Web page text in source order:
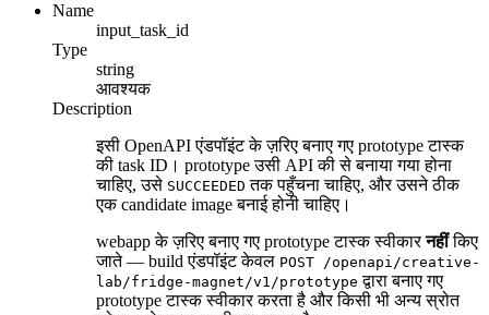
Name
input_task_id
Type
string
आवश्यक
Description
इसी OpenAPI एंडपॉइंट के ज़रिए बनाए गए prototype टास्क
की task ID। prototype उसी API की से बनाया गया होना
चाहिए, उसे SUCCEEDED तक पहुँचना चाहिए, और उसने ठीक
एक candidate image बनाई होनी चाहिए।
webapp के ज़रिए बनाए गए prototype टास्क स्वीकारनहींकिए
जाते — build एंडपॉइंट केवल POST /openapi/creative-
lab/fridge-magnet/v1/prototype द्वारा बनाए गए
prototype टास्क स्वीकार करता है और किसी भी अन्य स्रोत